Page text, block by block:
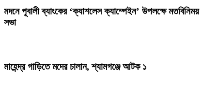
মদনে পূবালী ব্যাংকের ‘ক্যাশলেস ক্যাম্পেইন’ উপলক্ষে মতবিনিময়
সভা
মাহেন্দ্র গাড়িতে মদের চালান, শ্যামগঞ্জে আটক ১